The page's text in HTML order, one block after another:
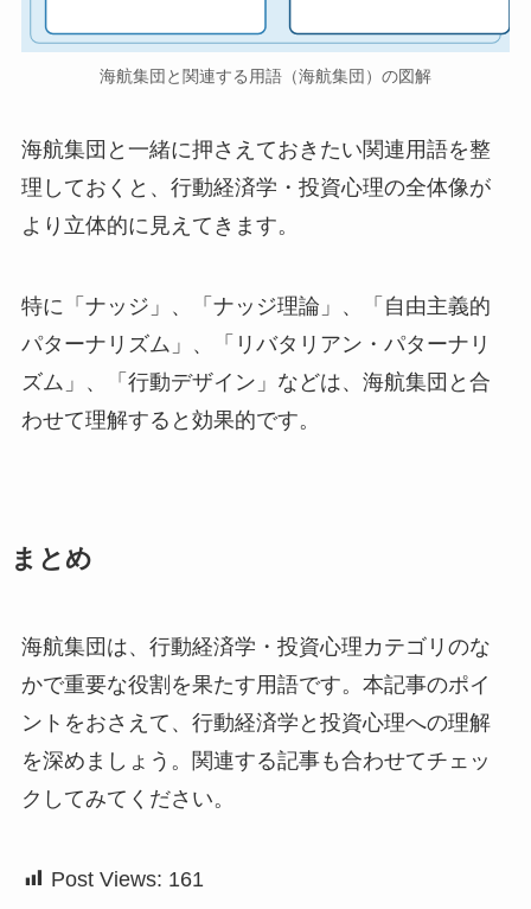
海航集団と関連する用語（海航集団）の図解
海航集団と一緒に押さえておきたい関連用語を整
理しておくと、行動経済学・投資心理の全体像が
より立体的に見えてきます。
特に「ナッジ」、「ナッジ理論」、「自由主義的
パターナリズム」、「リバタリアン・パターナリ
ズム」、「行動デザイン」などは、海航集団と合
わせて理解すると効果的です。
まとめ
海航集団は、行動経済学・投資心理カテゴリのな
かで重要な役割を果たす用語です。本記事のポイ
ントをおさえて、行動経済学と投資心理への理解
を深めましょう。関連する記事も合わせてチェッ
クしてみてください。
Post Views: 161